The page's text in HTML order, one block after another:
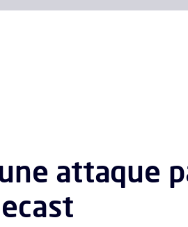
attaque